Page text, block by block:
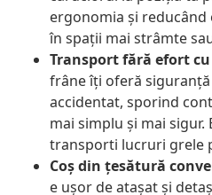
ergonomia și
în spații mai strâmte
Transport fără efort
frâne îți oferă
accidentat, sporind
mai simplu și mai sigur.
transporti lucruri grele
Coș din țesătură
e ușor de atașat și